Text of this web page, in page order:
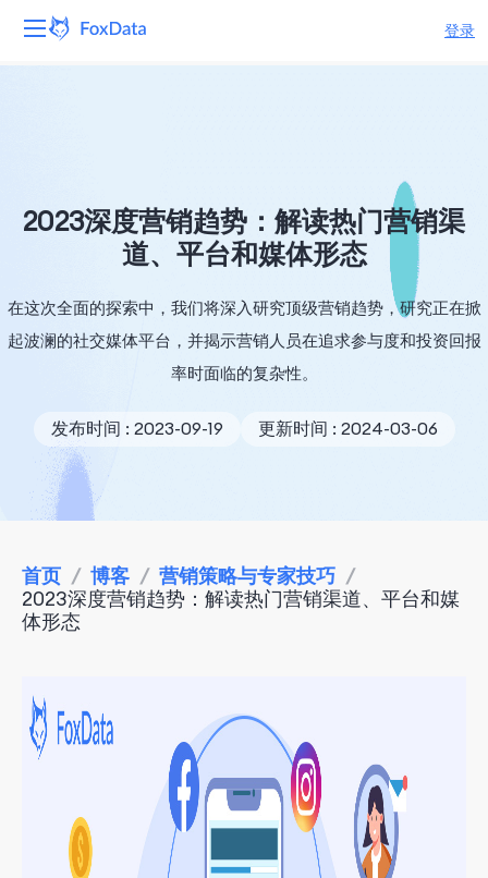
登录
定价
2023深度营销趋势：解读热门营销渠
道、平台和媒体形态
在这次全面的探索中，我们将深入研究顶级营销趋势，研究正在掀
起波澜的社交媒体平台，并揭示营销人员在追求参与度和投资回报
率时面临的复杂性。
发布时间 : 2023-09-19 更新时间 : 2024-03-06
首页 / 博客 / 营销策略与专家技巧 /
2023深度营销趋势：解读热门营销渠道、平台和媒
体形态